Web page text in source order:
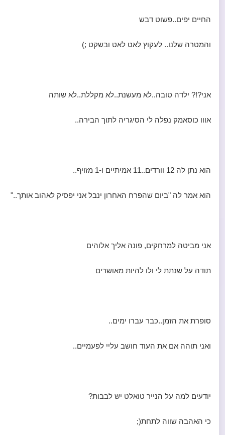
החיים יפים..פשוט דבש
והמטרה שלנו.. לעקוץ לאט לאט ובשקט ;)
אני?!? ילדה טובה..לא מעשנת..לא מקללת..לא שותה
אווו כוסאמק נפלה לי הסיגריה לתוך הבירה..
הוא נתן לה 12 וורדים..11 אמיתיים ו-1 מזויף..
הוא אמר לה "ביום שהפרח האחרון ינבל אני יפסיק לאהוב אותך.."
אני מביטה למרחקים, פונה אליך אלוהים
תודה על שנתת לי ולו להיות מאושרים
סופרת את הזמן..כבר עברו ימים..
ואני תוהה אם את העוד חושב עליי לפעמיים..
יודעים למה על הנייר טואלט יש לבבות?
כי האהבה שווה לתחת(;